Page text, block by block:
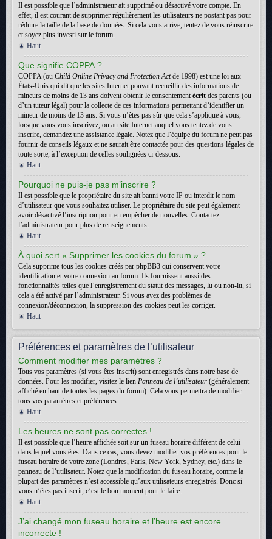
Il est possible que l’administrateur ait supprimé ou désactivé votre compte. En
effet, il est courant de supprimer régulièrement les utilisateurs ne postant pas pour
réduire la taille de la base de données. Si cela vous arrive, tentez de vous réinscrire
et soyez plus investi sur le forum.
Haut
Que signifie COPPA ?
COPPA (ou Child Online Privacy and Protection Actde 1998) est une loi aux
États-Unis qui dit que les sites Internet pouvant recueillir des informations de
mineurs de moins de 13 ans doivent obtenir le consentementécrit des parents (ou
d’un tuteur légal) pour la collecte de ces informations permettant d’identifier un
mineur de moins de 13 ans. Si vous n’êtes pas sûr que cela s’applique à vous,
lorsque vous vous inscrivez, ou au site Internet auquel vous tentez de vous
inscrire, demandez une assistance légale. Notez que l’équipe du forum ne peut pas
fournir de conseils légaux et ne saurait être contactée pour des questions légales de
toute sorte, à l’exception de celles soulignées ci-dessous.
Haut
Pourquoi ne puis-je pas m’inscrire ?
Il est possible que le propriétaire du site ait banni votre IP ou interdit le nom
d’utilisateur que vous souhaitez utiliser. Le propriétaire du site peut également
avoir désactivé l’inscription pour en empêcher de nouvelles. Contactez
l’administrateur pour plus de renseignements.
Haut
À quoi sert « Supprimer les cookies du forum » ?
Cela supprime tous les cookies créés par phpBB3 qui conservent votre
identification et votre connexion au forum. Ils fournissent aussi des
fonctionnalités telles que l’enregistrement du statut des messages, lu ou non-lu, si
cela a été activé par l’administrateur. Si vous avez des problèmes de
connexion/déconnexion, la suppression des cookies peut les corriger.
Haut
Préférences et paramètres de l’utilisateur
Comment modifier mes paramètres ?
Tous vos paramètres (si vous êtes inscrit) sont enregistrés dans notre base de
données. Pour les modifier, visitez le lien Panneau de l’utilisateur (généralement
affiché en haut de toutes les pages du forum). Cela vous permettra de modifier
tous vos paramètres et préférences.
Haut
Les heures ne sont pas correctes !
Il est possible que l’heure affichée soit sur un fuseau horaire différent de celui
dans lequel vous êtes. Dans ce cas, vous devez modifier vos préférences pour le
fuseau horaire de votre zone (Londres, Paris, New York, Sydney, etc.) dans le
panneau de l’utilisateur. Notez que la modification du fuseau horaire, comme la
plupart des paramètres n’est accessible qu’aux utilisateurs enregistrés. Donc si
vous n’êtes pas inscrit, c’est le bon moment pour le faire.
Haut
J’ai changé mon fuseau horaire et l’heure est encore
incorrecte !